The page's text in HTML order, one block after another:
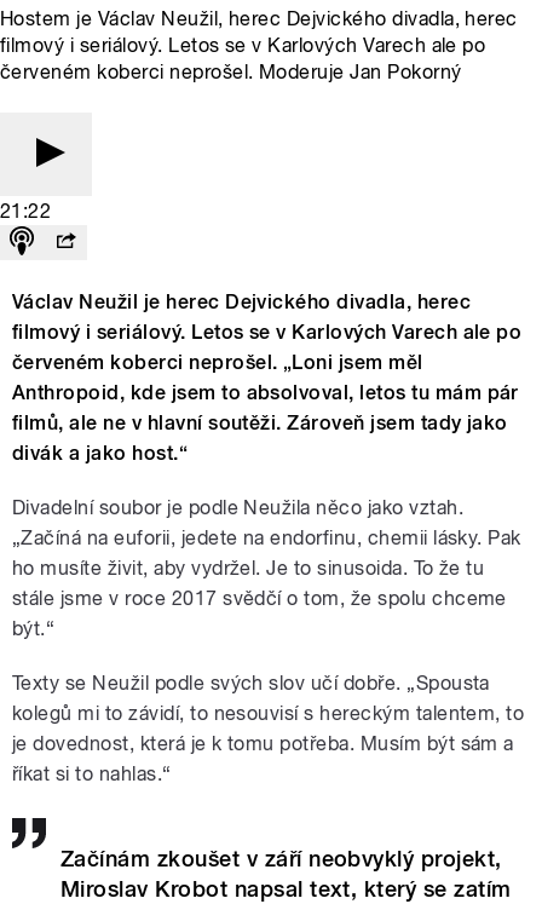
Hostem je Václav Neužil, herec Dejvického divadla, herec
filmový i seriálový. Letos se v Karlových Varech ale po
červeném koberci neprošel. Moderuje Jan Pokorný
21:22
Václav Neužil je herec Dejvického divadla, herec
filmový i seriálový. Letos se v Karlových Varech ale po
červeném koberci neprošel. „Loni jsem měl
Anthropoid, kde jsem to absolvoval, letos tu mám pár
filmů, ale ne v hlavní soutěži. Zároveň jsem tady jako
divák a jako host.“
Divadelní soubor je podle Neužila něco jako vztah.
„Začíná na euforii, jedete na endorfinu, chemii lásky. Pak
ho musíte živit, aby vydržel. Je to sinusoida. To že tu
stále jsme v roce 2017 svědčí o tom, že spolu chceme
být.“
Texty se Neužil podle svých slov učí dobře. „Spousta
kolegů mi to závidí, to nesouvisí s hereckým talentem, to
je dovednost, která je k tomu potřeba. Musím být sám a
říkat si to nahlas.“
Začínám zkoušet v září neobvyklý projekt,
Miroslav Krobot napsal text, který se zatím